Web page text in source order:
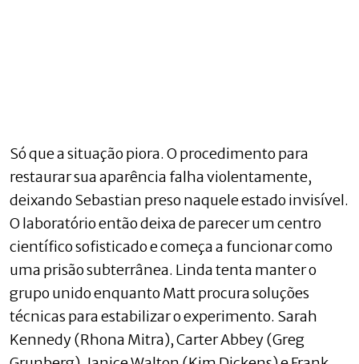
Só que a situação piora. O procedimento para
restaurar sua aparência falha violentamente,
deixando Sebastian preso naquele estado invisível.
O laboratório então deixa de parecer um centro
científico sofisticado e começa a funcionar como
uma prisão subterrânea. Linda tenta manter o
grupo unido enquanto Matt procura soluções
técnicas para estabilizar o experimento. Sarah
Kennedy (Rhona Mitra), Carter Abbey (Greg